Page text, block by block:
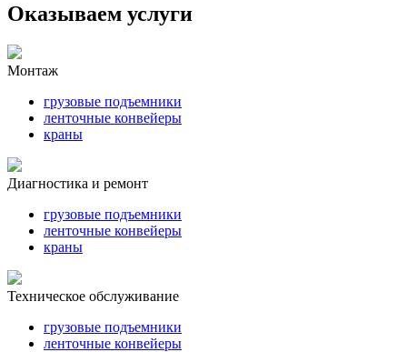
Оказываем услуги
Монтаж
грузовые подъемники
ленточные конвейеры
краны
Диагностика и ремонт
грузовые подъемники
ленточные конвейеры
краны
Техническое обслуживание
грузовые подъемники
ленточные конвейеры